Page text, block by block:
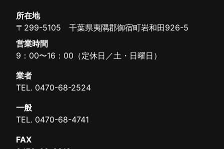
所在地
〒299-5105 千葉県夷隅郡御宿町岩和田926-5
営業時間
9：00〜16：00（定休日／土・日曜日）
業者
TEL. 0470-68-2524
一般
TEL. 0470-68-4741
FAX